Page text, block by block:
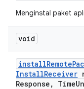
Menginstal paket
void
installRemote
InstallReceiver
Response , Time